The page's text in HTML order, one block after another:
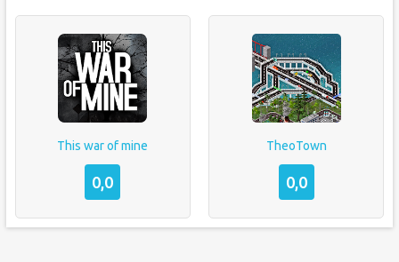
This war of mine
0,0
TheoTown
0,0